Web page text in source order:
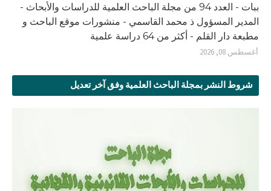
ببات - العدد 94 من مجلة الباحث العلمية للدراسات والأبحاث -
المدير المسؤول ذ محمد القاسمي - منشورات موقع الباحث و
مطبعة دار القلم - أكثر من 64 دراسة علمية
أغسطس 08, 2026
شروط النشر بمجلة الباحث العلمية وفق آخر تعديل